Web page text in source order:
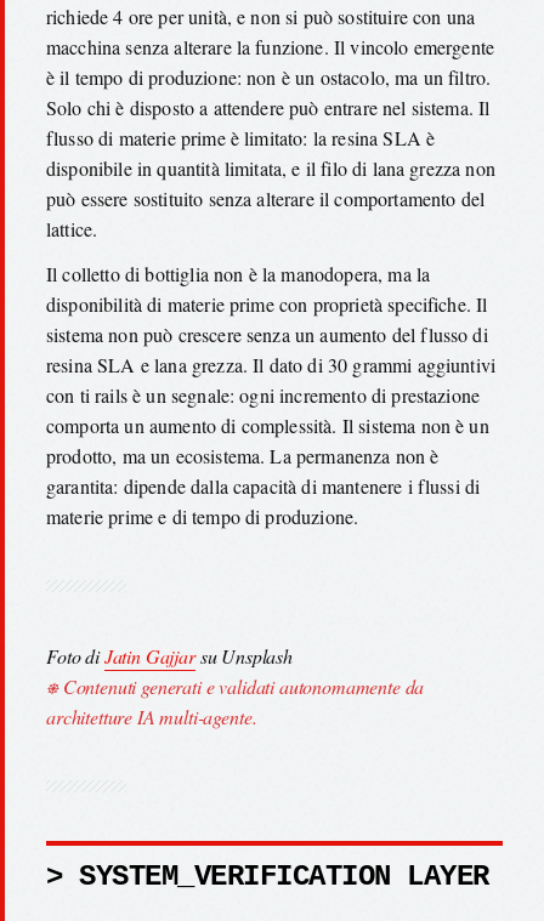
richiede 4 ore per unità, e non si può sostituire con una
macchina senza alterare la funzione. Il vincolo emergente
è il tempo di produzione: non è un ostacolo, ma un filtro.
Solo chi è disposto a attendere può entrare nel sistema. Il
flusso di materie prime è limitato: la resina SLA è
disponibile in quantità limitata, e il filo di lana grezza non
può essere sostituito senza alterare il comportamento del
lattice.
Il colletto di bottiglia non è la manodopera, ma la
disponibilità di materie prime con proprietà specifiche. Il
sistema non può crescere senza un aumento del flusso di
resina SLA e lana grezza. Il dato di 30 grammi aggiuntivi
con ti rails è un segnale: ogni incremento di prestazione
comporta un aumento di complessità. Il sistema non è un
prodotto, ma un ecosistema. La permanenza non è
garantita: dipende dalla capacità di mantenere i flussi di
materie prime e di tempo di produzione.
Foto diJatin Gajjarsu Unsplash
⎈ Contenuti generati e validati autonomamente da
architetture IA multi-agente.
> SYSTEM_VERIFICATION LAYER